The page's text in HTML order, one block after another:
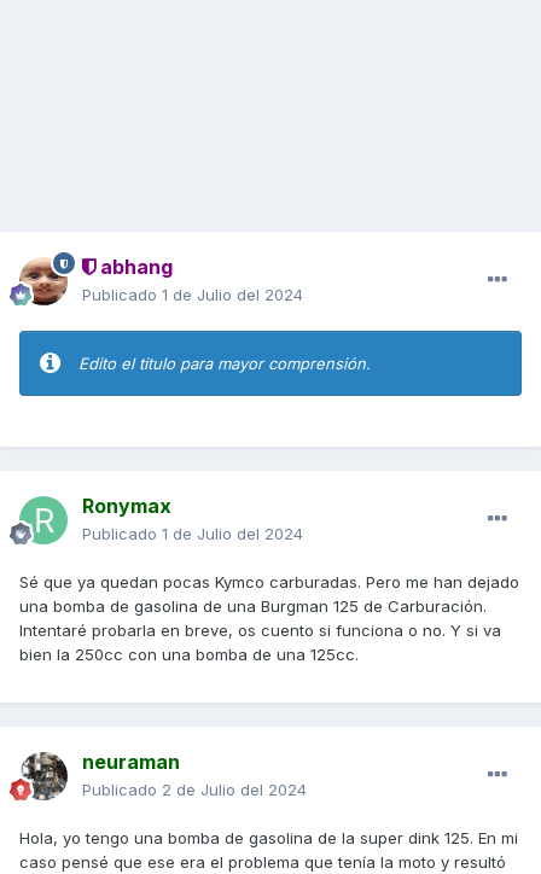
abhang
Publicado 1 de Julio del 2024
Edito el titulo para mayor comprensión.
Ronymax
Publicado 1 de Julio del 2024
Sé que ya quedan pocas Kymco carburadas. Pero me han dejado
una bomba de gasolina de una Burgman 125 de Carburación.
Intentaré probarla en breve, os cuento si funciona o no. Y si va
bien la 250cc con una bomba de una 125cc.
neuraman
Publicado 2 de Julio del 2024
Hola, yo tengo una bomba de gasolina de la super dink 125. En mi
caso pensé que ese era el problema que tenía la moto y resultó